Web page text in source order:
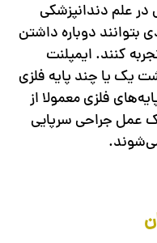
علم دندانپزشکی
بتوانند دوباره داشتن
کنند. ایمپلنت
یک یا چند پایه فلزی
فلزی معمولا از
عمل جراحی سرپایی